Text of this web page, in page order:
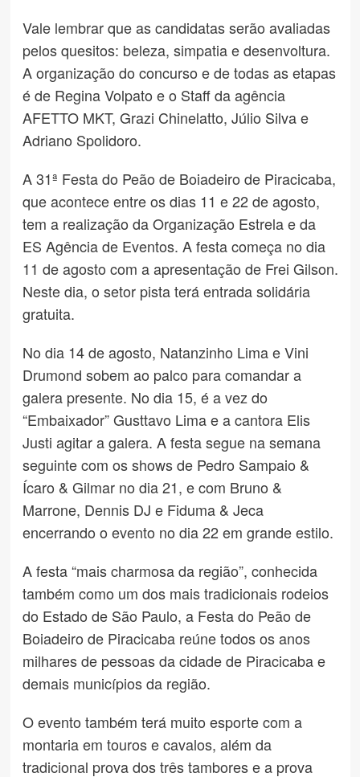
Vale lembrar que as candidatas serão avaliadas
pelos quesitos: beleza, simpatia e desenvoltura.
A organização do concurso e de todas as etapas
é de Regina Volpato e o Staff da agência
AFETTO MKT, Grazi Chinelatto, Júlio Silva e
Adriano Spolidoro.
A 31ª Festa do Peão de Boiadeiro de Piracicaba,
que acontece entre os dias 11 e 22 de agosto,
tem a realização da Organização Estrela e da
ES Agência de Eventos. A festa começa no dia
11 de agosto com a apresentação de Frei Gilson.
Neste dia, o setor pista terá entrada solidária
gratuita.
No dia 14 de agosto, Natanzinho Lima e Vini
Drumond sobem ao palco para comandar a
galera presente. No dia 15, é a vez do
“Embaixador” Gusttavo Lima e a cantora Elis
Justi agitar a galera. A festa segue na semana
seguinte com os shows de Pedro Sampaio &
Ícaro & Gilmar no dia 21, e com Bruno &
Marrone, Dennis DJ e Fiduma & Jeca
encerrando o evento no dia 22 em grande estilo.
A festa “mais charmosa da região”, conhecida
também como um dos mais tradicionais rodeios
do Estado de São Paulo, a Festa do Peão de
Boiadeiro de Piracicaba reúne todos os anos
milhares de pessoas da cidade de Piracicaba e
demais municípios da região.
O evento também terá muito esporte com a
montaria em touros e cavalos, além da
tradicional prova dos três tambores e a prova